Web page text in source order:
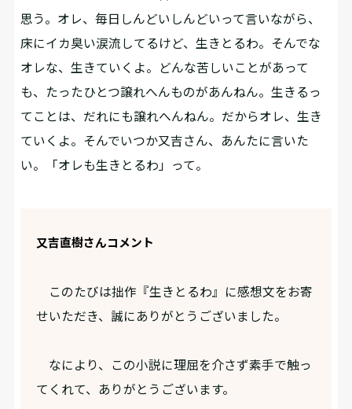
思う。オレ、毎日しんどいしんどいって言いながら、
床にイカ臭い涙流してるけど、生きとるわ。そんでな
オレな、生きていくよ。どんな苦しいことがあって
も、たったひとつ譲れへんものがあんねん。生きるっ
てことは、だれにも譲れへんねん。だからオレ、生き
ていくよ。そんでいつか又吉さん、あんたに言いた
い。「オレも生きとるわ」って。
又吉直樹さんコメント
このたびは拙作『生きとるわ』に感想文をお寄
せいただき、誠にありがとうございました。
なにより、この小説に理屈を介さず素手で触っ
てくれて、ありがとうございます。